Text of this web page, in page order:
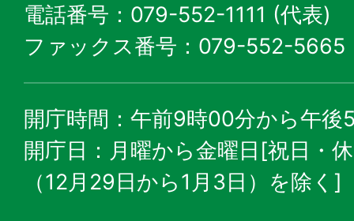
電話番号：079-552-1111 (代表)
ファックス番号：079-552-5665
開庁時間：午前9時00分から午後
開庁日：月曜から金曜日[祝日・
（12月29日から1月3日）を除く]